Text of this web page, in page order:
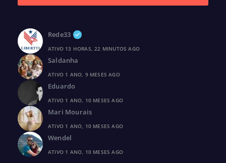
Rede33
ATIVO 13 HORAS, 22 MINUTOS AGO
Saldanha
ATIVO 1 ANO, 9 MESES AGO
Eduardo
ATIVO 1 ANO, 10 MESES AGO
Mari Mourais
ATIVO 1 ANO, 10 MESES AGO
Wendel
ATIVO 1 ANO, 10 MESES AGO